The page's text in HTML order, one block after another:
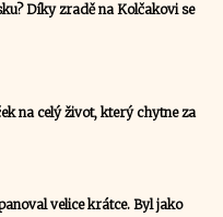
Díky zradě na Kolčakovi se
na celý život, který chytne za
velice krátce. Byl jako